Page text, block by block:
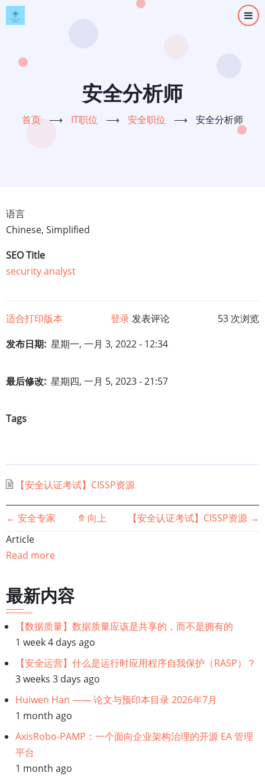
跳
转
安全分析师
首页 ⟶ IT职位 ⟶ 安全职位 ⟶ 安全分析师
语言
Chinese, Simplified
SEO Title
security analyst
适合打印版本 登录发表评论
53 次浏览
发布日期 星期一, 一月 3, 2022 - 12:34
最后修改 星期四, 一月 5, 2023 - 21:57
Tags
【安全认证考试】CISSP资源
书
籍
历
链
接：
安
全
分
析
← 安全专家 ⤊ 向上 【安全认证考试】CISSP资源 →
Article
Read more
最新内容
【数据质量】数据质量应该是共享的，而不是拥有的
1 week 4 days ago
【安全运营】什么是运行时应用程序自我保护（RASP）？
3 weeks 3 days ago
Huiwen Han —— 论文与预印本目录 2026年7月
1 month ago
AxisRobo-PAMP：一个面向企业架构治理的开源 EA 管理
平台
1 month ago